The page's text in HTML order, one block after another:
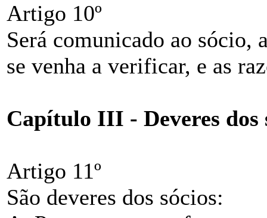
Artigo 10º
Será comunicado ao sócio,
se venha a verificar, e as
Capítulo III - Deveres dos
Artigo 11º
São deveres dos sócios: